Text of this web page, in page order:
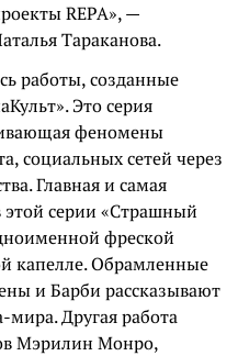
REPA», —
Тараканова.
работы, созданные
Это серия
феномены
социальных сетей через
Главная и самая
этой серии «Страшный
фреской
капелле. Обрамленные
и Барби рассказывают
мира. Другая работа
Мэрилин Монро,